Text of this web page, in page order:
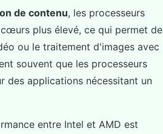
de contenu, les processeurs
plus élevé, ce qui permet de
ou le traitement d'images avec
souvent que les processeurs
des applications nécessitant un
entre Intel et AMD est